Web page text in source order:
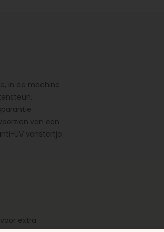
in de machine
van een
UV venstertje.
extra